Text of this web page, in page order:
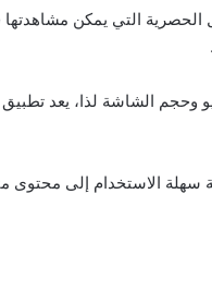
الحصرية التي يمكن
سهلة الاستخدام إلى